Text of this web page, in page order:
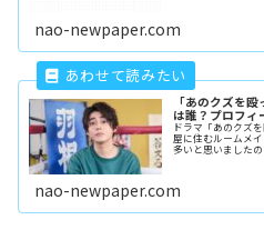
nao-newpaper.com
「あのクズを
は誰？プロフィ
ドラマ「あのクズ
屋に住むルームメ
多いと思いました
nao-newpaper.com